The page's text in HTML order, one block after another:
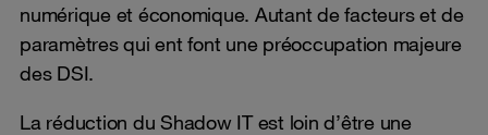
numérique et économique. Autant de facteurs et de
paramètres qui ent font une préoccupation majeure
des DSI.
La réduction du Shadow IT est loin d’être une